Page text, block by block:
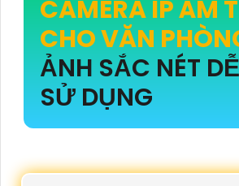
CAMERA IP ÂM
CHO VĂN
ẢNH SẮC NÉT
SỬ DỤNG